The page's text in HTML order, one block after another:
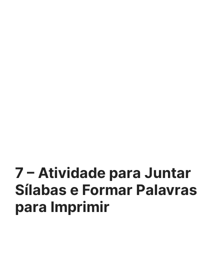
7 – Atividade para Juntar
Sílabas e Formar Palavras
para Imprimir